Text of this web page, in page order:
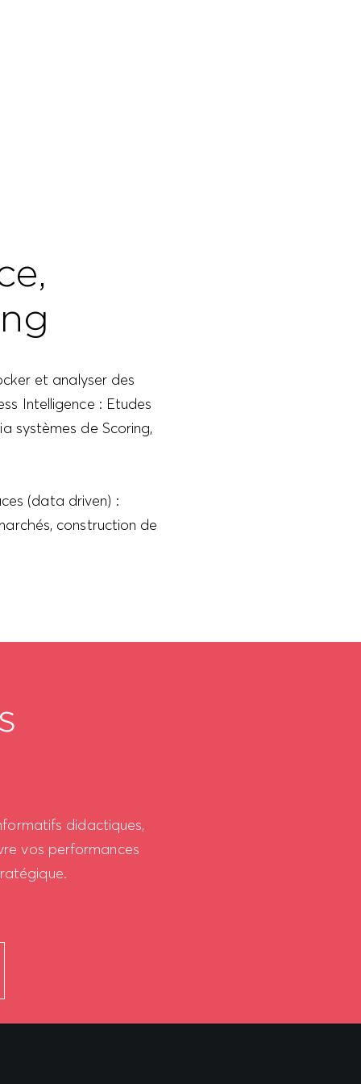
et analyser des
Intelligence : Etudes
systèmes de Scoring,
(data driven) :
construction de
didactiques,
vos performances